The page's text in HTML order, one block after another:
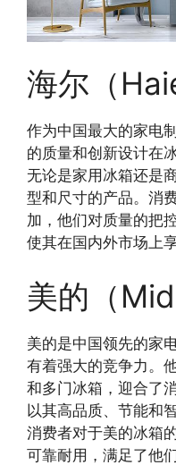
海尔（
作为中国最大的家电
的质量和创新设计在
无论是家用冰箱还是
型和尺寸的产品。消
加，他们对质量的把
使其在国内外市场上
美的（
美的是中国领先的家
有着强大的竞争力。
和多门冰箱，迎合了
以其高品质、节能和
消费者对于美的冰箱
可靠耐用，满足了他